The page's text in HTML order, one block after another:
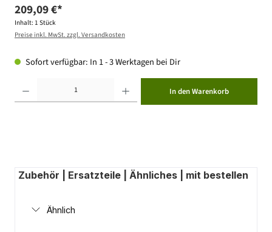
209,09 €*
Inhalt: 1 Stück
Preise inkl. MwSt. zzgl. Versandkosten
Sofort verfügbar: In 1 - 3 Werktagen bei Dir
In den Warenkorb
Zubehör | Ersatzteile | Ähnliches | mit bestellen
Ähnlich